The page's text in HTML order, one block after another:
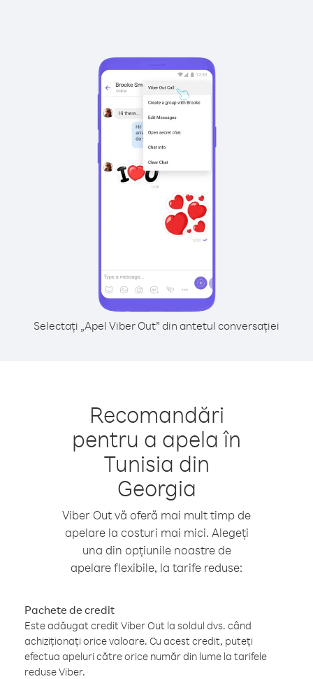
Selectați „Apel Viber Out” din antetul conversației
Recomandări
pentru a apela în
Tunisia din
Georgia
Viber Out vă oferă mai mult timp de
apelare la costuri mai mici. Alegeți
una din opțiunile noastre de
apelare flexibile, la tarife reduse:
Pachete de credit
Este adăugat credit Viber Out la soldul dvs. când
achiziționați orice valoare. Cu acest credit, puteți
efectua apeluri către orice număr din lume la tarifele
reduse Viber.